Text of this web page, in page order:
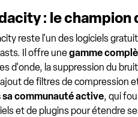
: le champion
reste l'un des logiciels
Il offre unegamme
d'onde, la suppression du
de filtres de compression
sa communauté active, qui
et de plugins pour étendre